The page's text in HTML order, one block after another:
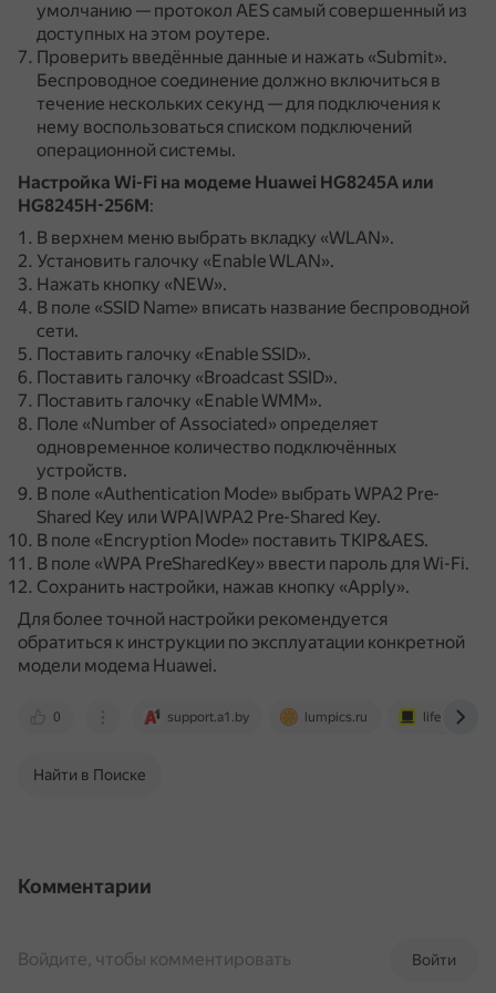
умолчанию — протокол AES самый совершенный из
доступных на этом роутере.
Проверить введённые данные и нажать «Submit».
Беспроводное соединение должно включиться в
течение нескольких секунд — для подключения к
нему воспользоваться списком подключений
операционной системы.
Настройка Wi-Fi на модеме Huawei HG8245A или
HG8245H-256M:
В верхнем меню выбрать вкладку «WLAN».
Установить галочку «Enable WLAN».
Нажать кнопку «NEW».
В поле «SSID Name» вписать название беспроводной
сети.
Поставить галочку «Enable SSID».
Поставить галочку «Broadcast SSID».
Поставить галочку «Enable WMM».
Поле «Number of Associated» определяет
одновременное количество подключённых
устройств.
В поле «Authentication Mode» выбрать WPA2 Pre-
Shared Key или WPA|WPA2 Pre-Shared Key.
В поле «Encryption Mode» поставить TKIP&AES.
В поле «WPA PreSharedKey» ввести пароль для Wi-Fi.
Сохранить настройки, нажав кнопку «Apply».
Для более точной настройки рекомендуется
обратиться к инструкции по эксплуатации конкретной
модели модема Huawei.
0 support.a1.by lumpics.ru lifepc.by
Найти в Поиске
Комментарии
Войти
Войдите, чтобы комментировать